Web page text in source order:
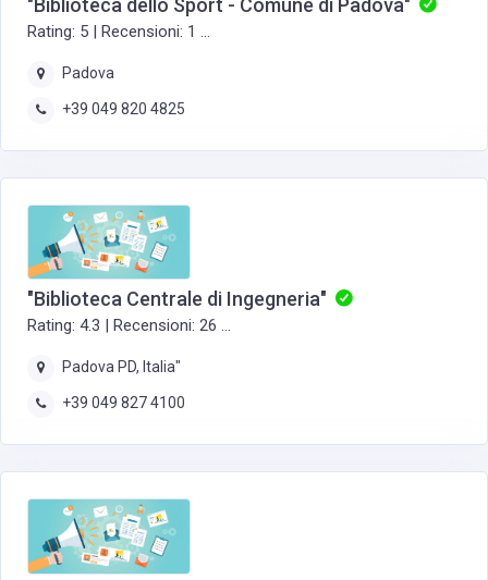
"Biblioteca dello Sport - Comune di Padova"
Rating: 5 | Recensioni: 1 ...
Padova
+39 049 820 4825
"Biblioteca Centrale di Ingegneria"
Rating: 4.3 | Recensioni: 26 ...
Padova PD, Italia"
+39 049 827 4100